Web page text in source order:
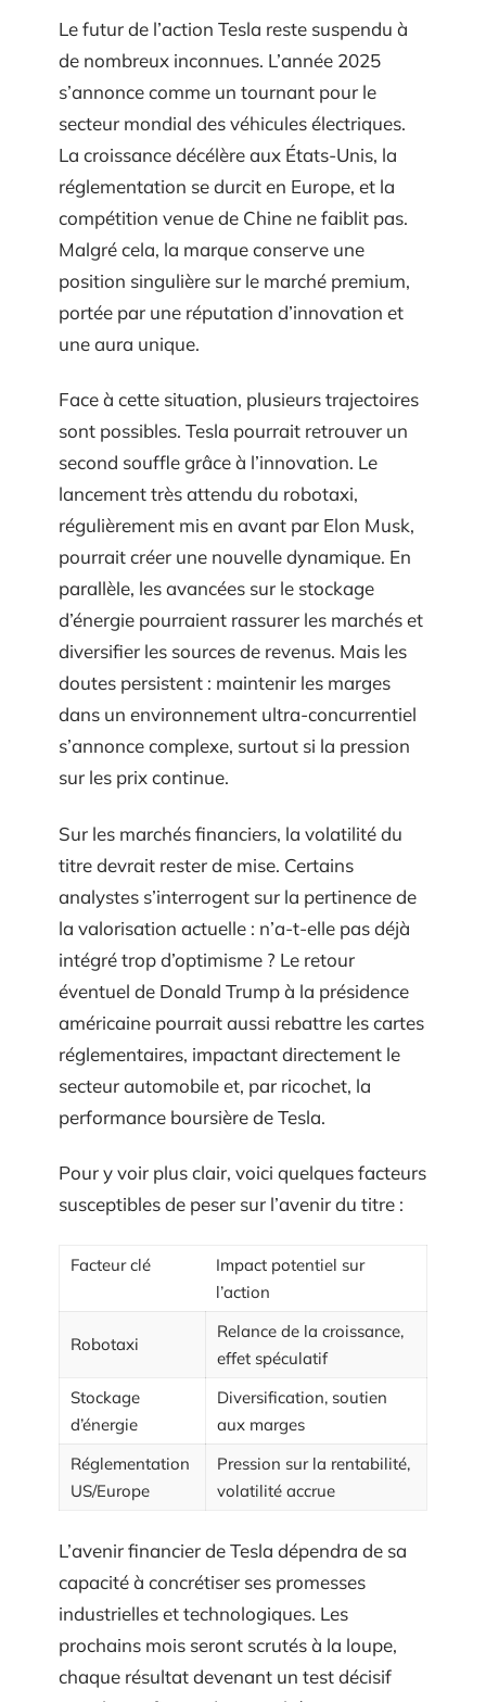
Le futur de l’action Tesla reste suspendu à
de nombreux inconnues. L’année 2025
s’annonce comme un tournant pour le
secteur mondial des véhicules électriques.
La croissance décélère aux États-Unis, la
réglementation se durcit en Europe, et la
compétition venue de Chine ne faiblit pas.
Malgré cela, la marque conserve une
position singulière sur le marché premium,
portée par une réputation d’innovation et
une aura unique.
Face à cette situation, plusieurs trajectoires
sont possibles. Tesla pourrait retrouver un
second souffle grâce à l’innovation. Le
lancement très attendu du robotaxi,
régulièrement mis en avant par Elon Musk,
pourrait créer une nouvelle dynamique. En
parallèle, les avancées sur le stockage
d’énergie pourraient rassurer les marchés et
diversifier les sources de revenus. Mais les
doutes persistent : maintenir les marges
dans un environnement ultra-concurrentiel
s’annonce complexe, surtout si la pression
sur les prix continue.
Sur les marchés financiers, la volatilité du
titre devrait rester de mise. Certains
analystes s’interrogent sur la pertinence de
la valorisation actuelle : n’a-t-elle pas déjà
intégré trop d’optimisme ? Le retour
éventuel de Donald Trump à la présidence
américaine pourrait aussi rebattre les cartes
réglementaires, impactant directement le
secteur automobile et, par ricochet, la
performance boursière de Tesla.
Pour y voir plus clair, voici quelques facteurs
susceptibles de peser sur l’avenir du titre :
Facteur clé
Impact potentiel sur
l’action
Robotaxi
Relance de la croissance,
effet spéculatif
Stockage
d’énergie
Diversification, soutien
aux marges
Réglementation
US/Europe
Pression sur la rentabilité,
volatilité accrue
L’avenir financier de Tesla dépendra de sa
capacité à concrétiser ses promesses
industrielles et technologiques. Les
prochains mois seront scrutés à la loupe,
chaque résultat devenant un test décisif